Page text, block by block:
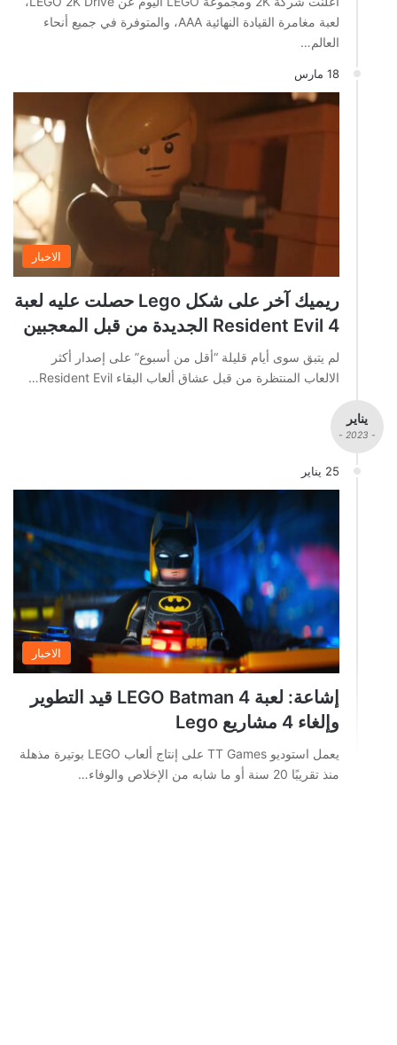
لعبة مغامرة القيادة النهائية AAA، والمتوفرة في جميع أنحاء
العالم…
18 مارس
الاخبار
ريميك آخر على شكل Lego حصلت عليه لعبة
Resident Evil 4 الجديدة من قبل المعجبين
لم يتبق سوى أيام قليلة “أقل من أسبوع” على إصدار أكثر
الالعاب المنتظرة من قبل عشاق ألعاب البقاء Resident Evil…
يناير
- 2023 -
25 يناير
الاخبار
إشاعة: لعبة LEGO Batman 4 قيد التطوير
وإلغاء 4 مشاريع Lego
يعمل استوديو TT Games على إنتاج ألعاب LEGO بوتيرة مذهلة
منذ تقريبًا 20 سنة أو ما شابه من الإخلاص والوفاء…